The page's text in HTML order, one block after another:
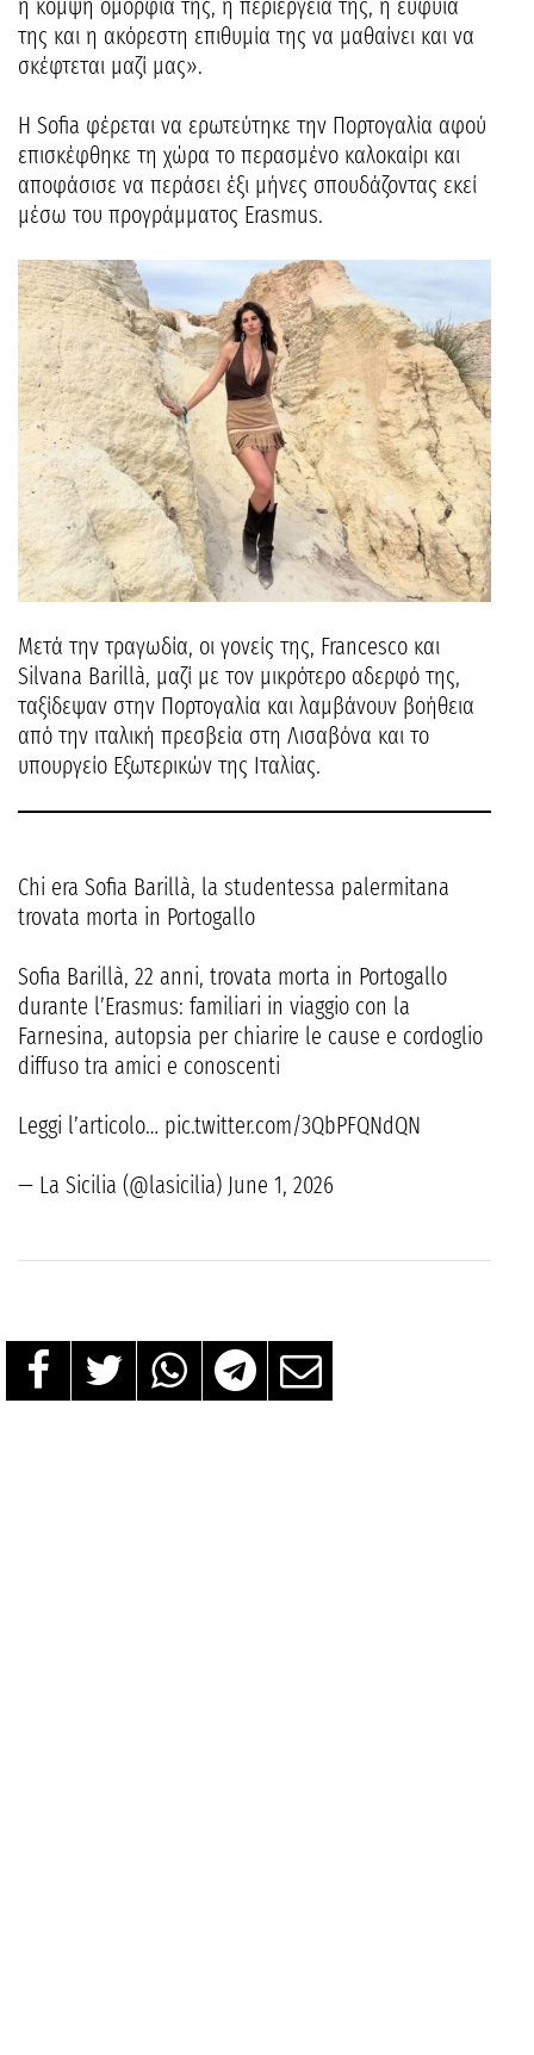
της και η ακόρεστη επιθυμία της να μαθαίνει και να
σκέφτεται μαζί μας».
Η Sofia φέρεται να ερωτεύτηκε την Πορτογαλία αφού
επισκέφθηκε τη χώρα το περασμένο καλοκαίρι και
αποφάσισε να περάσει έξι μήνες σπουδάζοντας εκεί
μέσω του προγράμματος Erasmus.
Μετά την τραγωδία, οι γονείς της, Francesco και
Silvana Barillà, μαζί με τον μικρότερο αδερφό της,
ταξίδεψαν στην Πορτογαλία και λαμβάνουν βοήθεια
από την ιταλική πρεσβεία στη Λισαβόνα και το
υπουργείο Εξωτερικών της Ιταλίας.
Chi era Sofia Barillà, la studentessa palermitana
trovata morta in Portogallo
Sofia Barillà, 22 anni, trovata morta in Portogallo
durante l’Erasmus: familiari in viaggio con la
Farnesina, autopsia per chiarire le cause e cordoglio
diffuso tra amici e conoscenti
Leggi l’articolo… pic.twitter.com/3QbPFQNdQN
— La Sicilia (@lasicilia) June 1, 2026